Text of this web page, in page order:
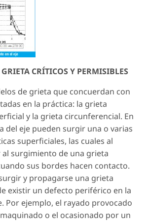
CRÍTICOS Y PERMISIBLES
de grieta que concuerdan con
en la práctica: la grieta
y la grieta circunferencial. En
del eje pueden surgir una o varias
superficiales, las cuales al
surgimiento de una grieta
sus bordes hacen contacto.
y propagarse una grieta
existir un defecto periférico en la
Por ejemplo, el rayado provocado
o el ocasionado por un